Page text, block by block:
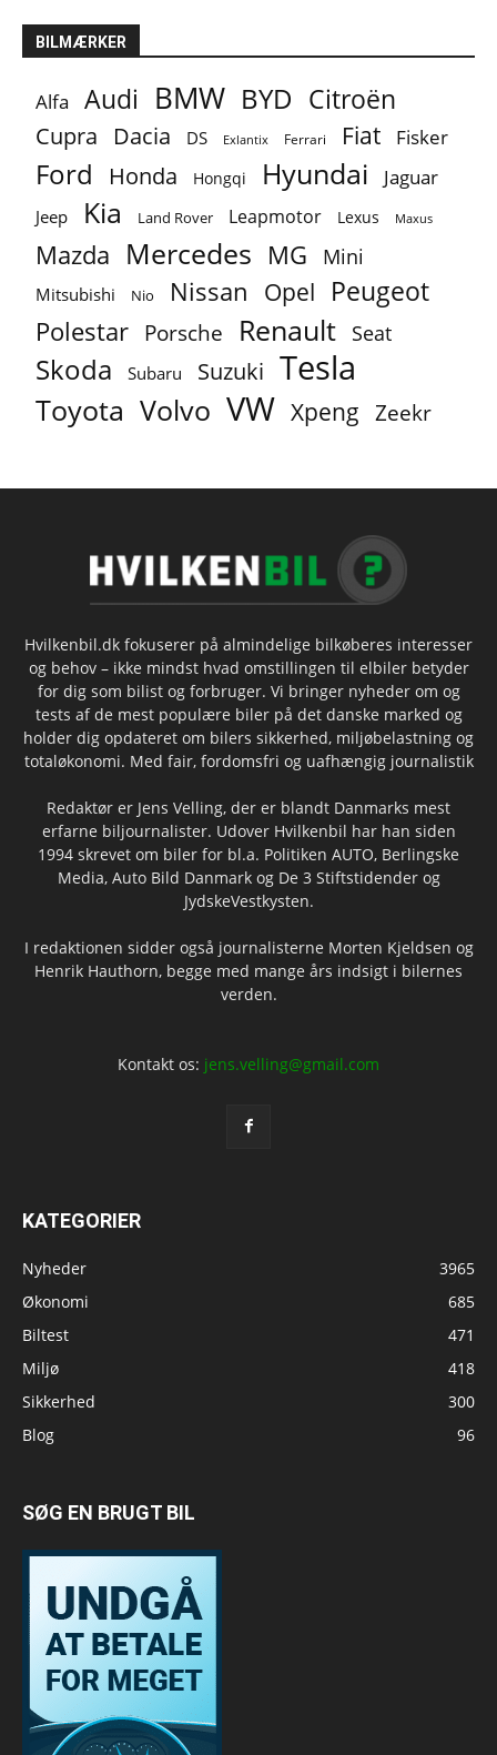
BILMÆRKER
Alfa Audi BMW BYD Citroën
Cupra Dacia DS Exlantix Ferrari Fiat Fisker
Ford Honda Hongqi Hyundai Jaguar
Jeep Kia Land Rover Leapmotor Lexus Maxus
Mazda Mercedes MG Mini
Mitsubishi Nio Nissan Opel Peugeot
Polestar Porsche Renault Seat
Skoda Subaru Suzuki Tesla
Toyota Volvo VW Xpeng Zeekr
Hvilkenbil.dk fokuserer på almindelige bilkøberes interesser
og behov – ikke mindst hvad omstillingen til elbiler betyder
for dig som bilist og forbruger. Vi bringer nyheder om og
tests af de mest populære biler på det danske marked og
holder dig opdateret om bilers sikkerhed, miljøbelastning og
totaløkonomi. Med fair, fordomsfri og uafhængig journalistik
Redaktør er Jens Velling, der er blandt Danmarks mest
erfarne biljournalister. Udover Hvilkenbil har han siden
1994 skrevet om biler for bl.a. Politiken AUTO, Berlingske
Media, Auto Bild Danmark og De 3 Stiftstidender og
JydskeVestkysten.
I redaktionen sidder også journalisterne Morten Kjeldsen og
Henrik Hauthorn, begge med mange års indsigt i bilernes
verden.
Kontakt os: jens.velling@gmail.com
KATEGORIER
Nyheder
3965
Økonomi
685
Biltest
471
Miljø
418
Sikkerhed
300
Blog
96
SØG EN BRUGT BIL